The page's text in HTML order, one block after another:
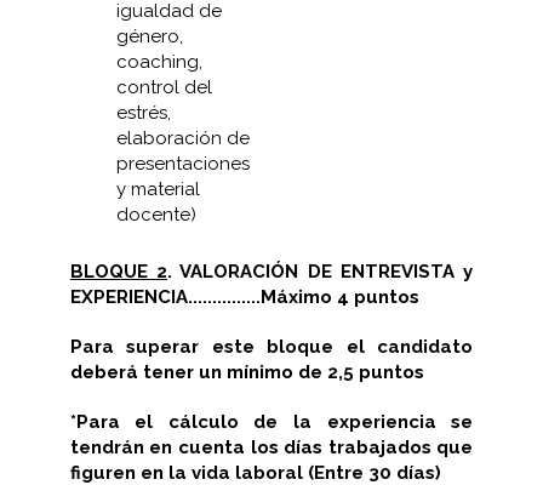
igualdad de
género,
coaching,
control del
estrés,
elaboración de
presentaciones
y material
docente)
BLOQUE 2. VALORACIÓN DE ENTREVISTA y
EXPERIENCIA...............Máximo 4 puntos
Para superar este bloque el candidato
deberá tener un mínimo de 2,5 puntos
*Para el cálculo de la experiencia se
tendrán en cuenta los días trabajados que
figuren en la vida laboral (Entre 30 días)